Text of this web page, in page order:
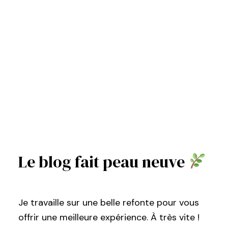
Le blog fait peau neuve
Je travaille sur une belle refonte pour vous
offrir une meilleure expérience. À très vite !